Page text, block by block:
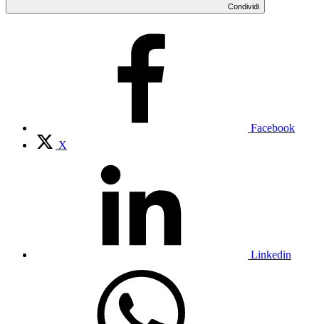
Condividi
Facebook
X
Linkedin